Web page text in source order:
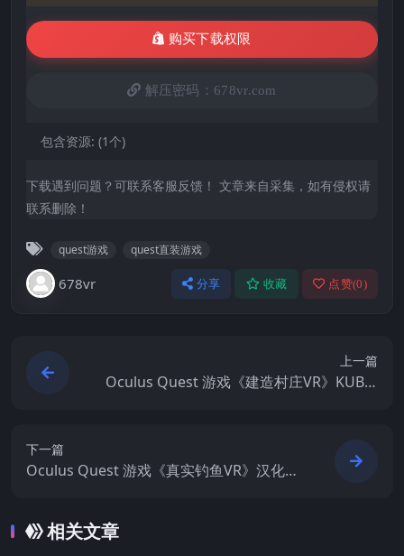
购买下载权限
解压密码：678vr.com
包含资源: (1个)
下载遇到问题？可联系客服反馈！ 文章来自采集，如有侵权请
联系删除！
quest游戏 quest直装游戏
678vr 分享 收藏 点赞(0)
上一篇
Oculus Quest 游戏《建造村庄VR》KUBIK
下一篇
Oculus Quest 游戏《真实钓鱼VR》汉化中
相关文章